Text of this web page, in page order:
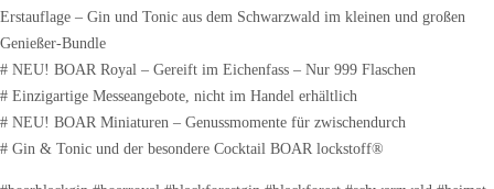
Erstauflage – Gin und Tonic aus dem Schwarzwald im kleinen und großen
Genießer-Bundle
# NEU! BOAR Royal – Gereift im Eichenfass – Nur 999 Flaschen
# Einzigartige Messeangebote, nicht im Handel erhältlich
# NEU! BOAR Miniaturen – Genussmomente für zwischendurch
# Gin & Tonic und der besondere Cocktail BOAR lockstoff®